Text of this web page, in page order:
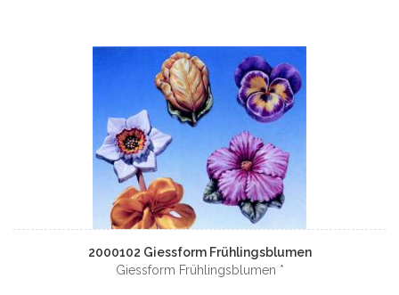
2000102 Giessform Frühlingsblumen
Giessform Frühlingsblumen *